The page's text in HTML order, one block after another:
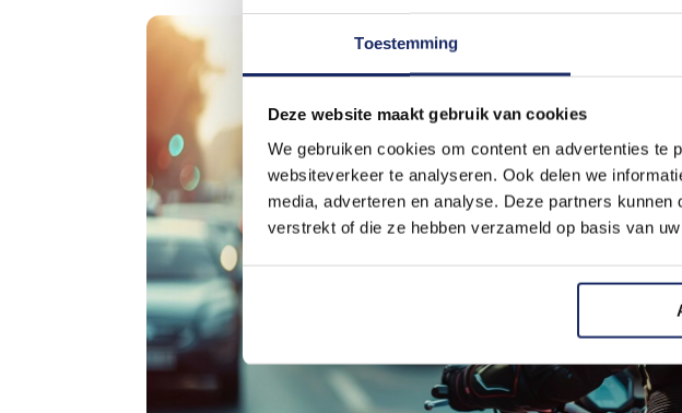
Toestemming
Deze website maakt gebruik van cookies
We gebruiken cookies om content en advertenties te
websiteverkeer te analyseren. Ook delen we
media, adverteren en analyse. Deze partners
verstrekt of die ze hebben verzameld op basis van